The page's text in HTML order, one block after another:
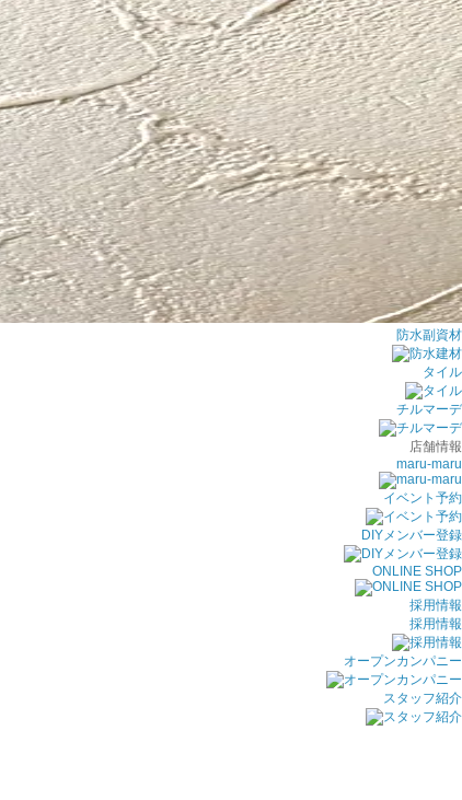
防水副資材
タイル
チルマーデ
店舗情報
maru-maru
イベント予約
DIYメンバー登録
ONLINE SHOP
採用情報
採用情報
オープンカンパニー
スタッフ紹介